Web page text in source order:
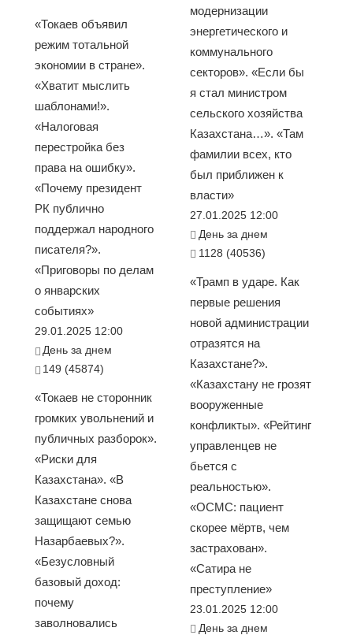
«Токаев объявил
режим тотальной
экономии в стране».
«Хватит мыслить
шаблонами!».
«Налоговая
перестройка без
права на ошибку».
«Почему президент
РК публично
поддержал народного
писателя?».
«Приговоры по делам
о январских
событиях»
29.01.2025 12:00
День за днем
149 (45874)
«Токаев не сторонник
громких увольнений и
публичных разборок».
«Риски для
Казахстана». «В
Казахстане снова
защищают семью
Назарбаевых?».
«Безусловный
базовый доход:
почему
заволновались
модернизации
энергетического и
коммунального
секторов». «Если бы
я стал министром
сельского хозяйства
Казахстана…». «Там
фамилии всех, кто
был приближен к
власти»
27.01.2025 12:00
День за днем
1128 (40536)
«Трамп в ударе. Как
первые решения
новой администрации
отразятся на
Казахстане?».
«Казахстану не грозят
вооруженные
конфликты». «Рейтинг
управленцев не
бьется с
реальностью».
«ОСМС: пациент
скорее мёртв, чем
застрахован».
«Сатира не
преступление»
23.01.2025 12:00
День за днем